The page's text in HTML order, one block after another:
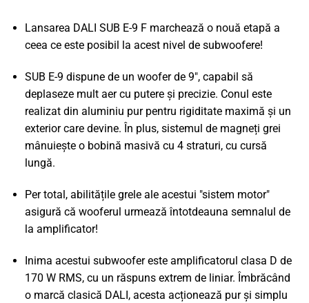
Lansarea DALI SUB E-9 F marchează o nouă etapă a
ceea ce este posibil la acest nivel de subwoofere!
SUB E-9 dispune de un woofer de 9", capabil să
deplaseze mult aer cu putere și precizie. Conul este
realizat din aluminiu pur pentru rigiditate maximă și un
exterior care devine. În plus, sistemul de magneți grei
mânuiește o bobină masivă cu 4 straturi, cu cursă
lungă.
Per total, abilitățile grele ale acestui "sistem motor"
asigură că wooferul urmează întotdeauna semnalul de
la amplificator!
Inima acestui subwoofer este amplificatorul clasa D de
170 W RMS, cu un răspuns extrem de liniar. Îmbrăcând
o marcă clasică DALI, acesta acționează pur și simplu